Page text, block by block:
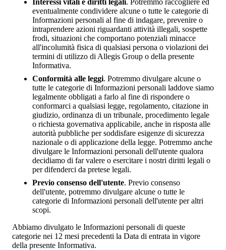
eventualmente condividere alcune o tutte le categorie di
Informazioni personali al fine di indagare, prevenire o
intraprendere azioni riguardanti attività illegali, sospette
frodi, situazioni che comportano potenziali minacce
all'incolumità fisica di qualsiasi persona o violazioni dei
termini di utilizzo di Allegis Group o della presente
Informativa.
Conformità alle leggi. Potremmo divulgare alcune o
tutte le categorie di Informazioni personali laddove siamo
legalmente obbligati a farlo al fine di rispondere o
conformarci a qualsiasi legge, regolamento, citazione in
giudizio, ordinanza di un tribunale, procedimento legale
o richiesta governativa applicabile, anche in risposta alle
autorità pubbliche per soddisfare esigenze di sicurezza
nazionale o di applicazione della legge. Potremmo anche
divulgare le Informazioni personali dell'utente qualora
decidiamo di far valere o esercitare i nostri diritti legali o
per difenderci da pretese legali.
Previo consenso dell'utente. Previo consenso
dell'utente, potremmo divulgare alcune o tutte le
categorie di Informazioni personali dell'utente per altri
scopi.
Abbiamo divulgato le Informazioni personali di queste
categorie nei 12 mesi precedenti la Data di entrata in vigore
della presente Informativa.